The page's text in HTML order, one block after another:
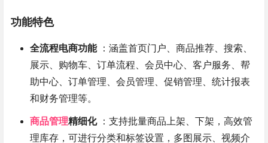
功能特色
全流程电商功能：涵盖首页门户、商品推荐、搜索、
展示、购物车、订单流程、会员中心、客户服务、帮
助中心、订单管理、会员管理、促销管理、统计报表
和财务管理等。
商品管理精细化：支持批量商品上架、下架，高效管
理库存，可进行分类和标签设置，多图展示、视频介